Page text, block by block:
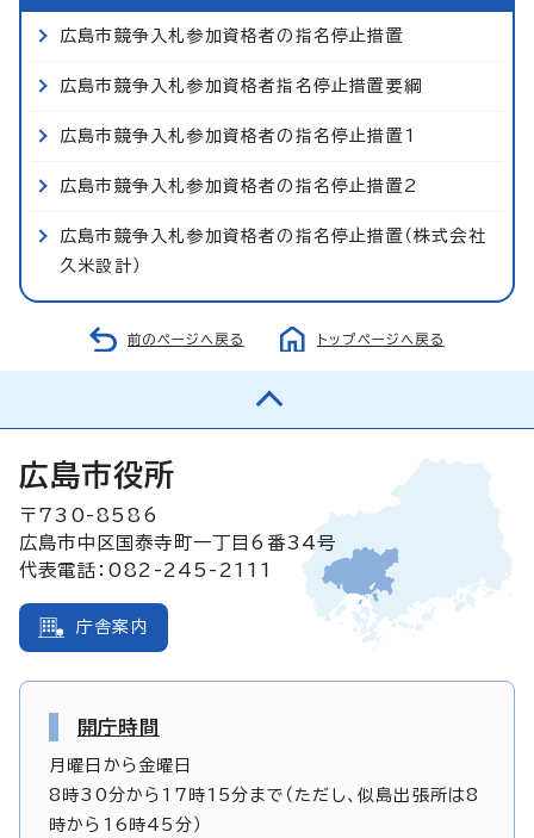
広島市競争入札参加資格者の指名停止措置
広島市競争入札参加資格者指名停止措置要綱
広島市競争入札参加資格者の指名停止措置1
広島市競争入札参加資格者の指名停止措置2
広島市競争入札参加資格者の指名停止措置（株式会社
久米設計）
前のページへ戻る トップページへ戻る
広島市役所
〒730-8586
広島市中区国泰寺町一丁目6番34号
代表電話：082-245-2111
庁舎案内
開庁時間
月曜日から金曜日
8時30分から17時15分まで（ただし、似島出張所は8
時から16時45分）